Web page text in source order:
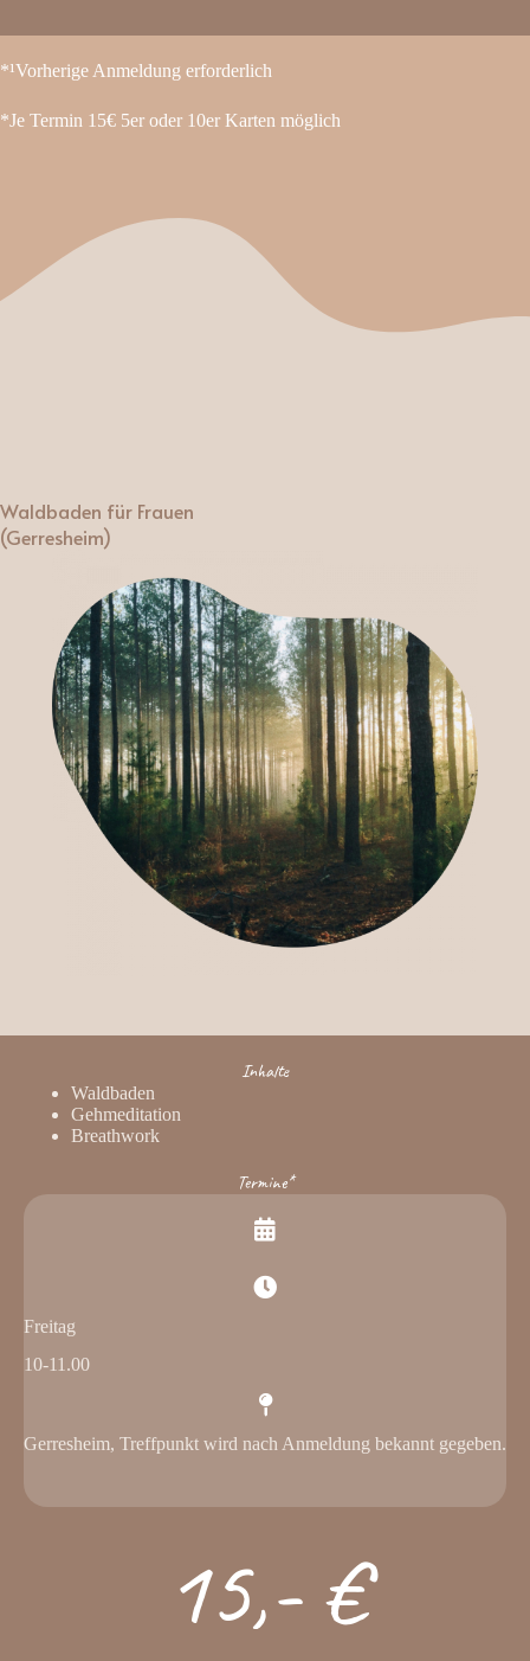
*¹Vorherige Anmeldung erforderlich
*Je Termin 15€ 5er oder 10er Karten möglich
Waldbaden für Frauen
(Gerresheim)
Inhalte
Waldbaden
Gehmeditation
Breathwork
Termine*
Freitag
10-11.00
Gerresheim, Treffpunkt wird nach Anmeldung bekannt gegeben.
15,- €